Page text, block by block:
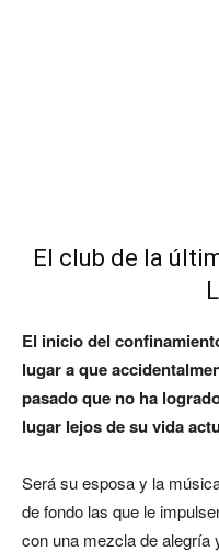
El club de la
El inicio del
lugar a que
pasado que no ha
lugar lejos de su vida
Será su esposa y la
de fondo las que le
con una mezcla de alegría